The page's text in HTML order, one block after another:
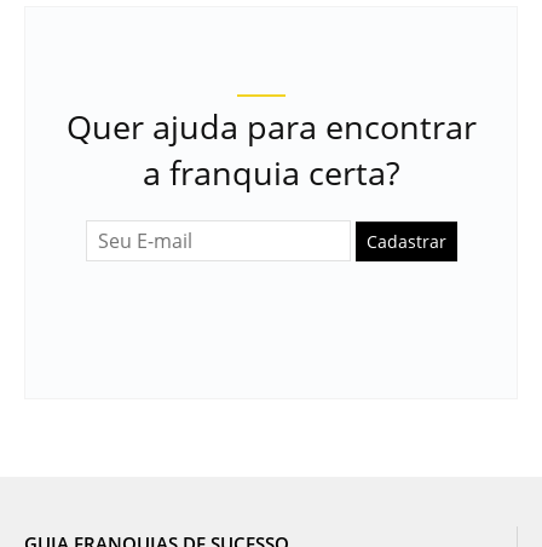
Quer ajuda para encontrar
a franquia certa?
Cadastrar